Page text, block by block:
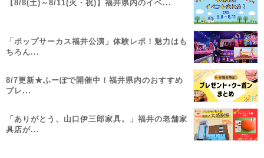
【8/8(土)～8/11(火・祝)】福井県内のイベ...
「ポップサーカス福井公演」体験レポ！魅力はも
ちろん...
8/7更新★ふーぽで開催中！福井県内のおすすめ
プレ...
「ありがとう、山口伊三郎家具。」福井の老舗家
具店が...